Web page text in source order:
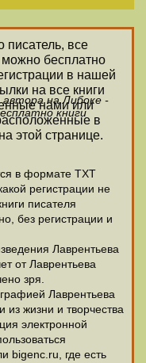
писатель, все
можно бесплатно
в нашей
на все книги
нами или
в
этой странице.
на Либоке -
книги
в формате ТХТ
регистрации не
писателя
без регистрации и
Лаврентьева
от Лаврентьева
зря.
Лаврентьева
жизни и творчества
электронной
bigenc.ru, где есть